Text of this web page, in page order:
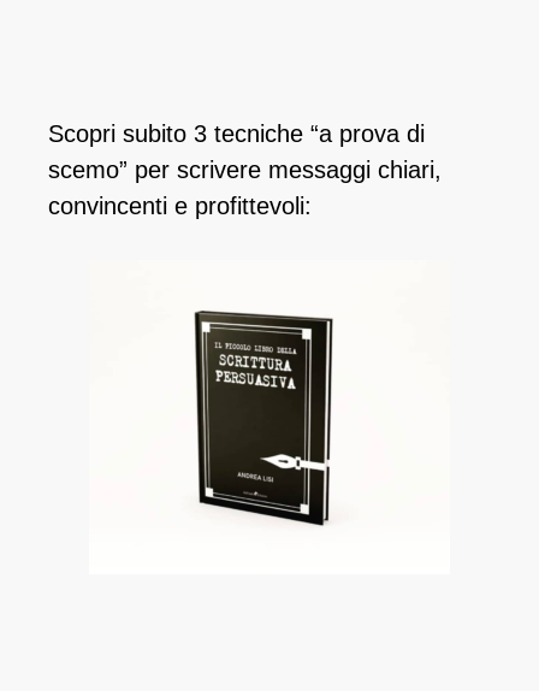
Scopri subito 3 tecniche “a prova di
scemo” per scrivere messaggi chiari,
convincenti e profittevoli: